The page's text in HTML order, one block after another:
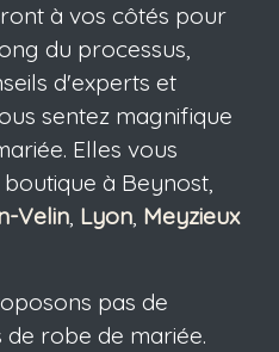
à vos côtés pour
du processus,
d'experts et
sentez magnifique
Elles vous
à Beynost,
Velin, Lyon, Meyzieux
pas de
robe de mariée.